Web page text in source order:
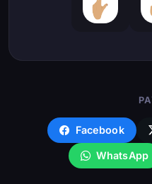
Facebook
WhatsApp